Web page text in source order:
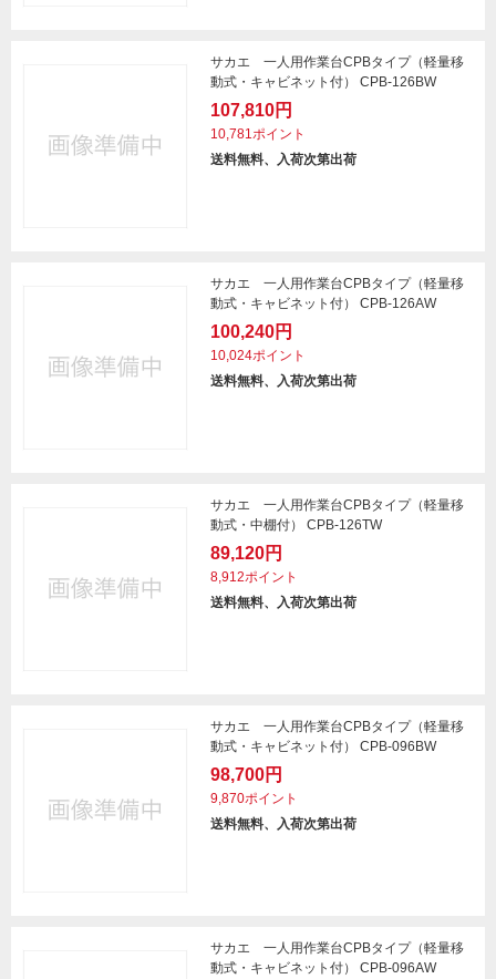
サカエ 一人用作業台CPBタイプ（軽量移
動式・キャビネット付） CPB-126BW
107,810円
10,781ポイント
送料無料、入荷次第出荷
サカエ 一人用作業台CPBタイプ（軽量移
動式・キャビネット付） CPB-126AW
100,240円
10,024ポイント
送料無料、入荷次第出荷
サカエ 一人用作業台CPBタイプ（軽量移
動式・中棚付） CPB-126TW
89,120円
8,912ポイント
送料無料、入荷次第出荷
サカエ 一人用作業台CPBタイプ（軽量移
動式・キャビネット付） CPB-096BW
98,700円
9,870ポイント
送料無料、入荷次第出荷
サカエ 一人用作業台CPBタイプ（軽量移
動式・キャビネット付） CPB-096AW